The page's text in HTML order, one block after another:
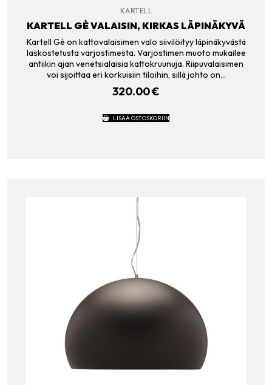
KARTELL
KARTELL GÈ VALAISIN, KIRKAS LÄPINÄKYVÄ
Kartell Gè on kattovalaisimen valo siivilöityy läpinäkyvästä
laskostetusta varjostimesta. Varjostimen muoto mukailee
antiikin ajan venetsialaisia kattokruunuja. Riipuvalaisimen
voi sijoittaa eri korkuisiin tiloihin, sillä johto on…
320.00€
LISÄÄ OSTOSKORIIN